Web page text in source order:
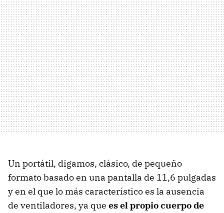
Un portátil, digamos, clásico, de pequeño
formato basado en una pantalla de 11,6 pulgadas
y en el que lo más característico es la ausencia
de ventiladores, ya que es el propio cuerpo de